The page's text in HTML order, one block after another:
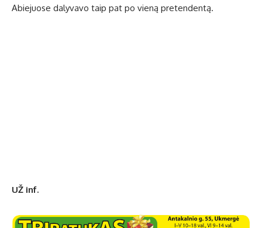
Abiejuose dalyvavo taip pat po vieną pretendentą.
UŽ inf.